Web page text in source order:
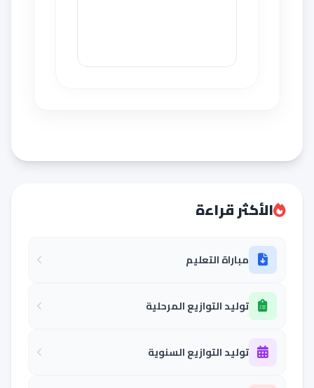
الأكثر قراءة
مباراة التعليم
توليد التوازيع المرحلية
توليد التوازيع السنوية